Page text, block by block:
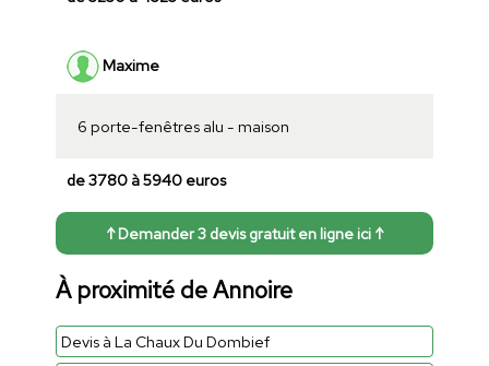
Maxime
6 porte-fenêtres alu - maison
de 3780 à 5940 euros
↑ Demander 3 devis gratuit en ligne ici ↑
À proximité de Annoire
Devis à La Chaux Du Dombief